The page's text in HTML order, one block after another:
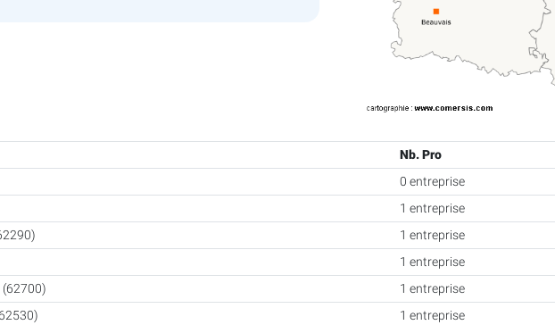
Nb. Pro
0 entreprise
1 entreprise
1 entreprise
1 entreprise
(62700) 1 entreprise
1 entreprise